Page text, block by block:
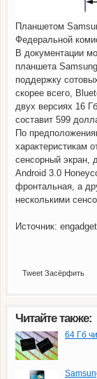
Планшетом
Федеральной
В документации
планшета
поддержку
скорее всего,
двух версиях 16
составит 599
По
характеристикам
сенсорный экран,
Android 3.0
фронтальная, а
несколькими
Источник:
Tweet Засёрфить
Читайте также:
64 Гб